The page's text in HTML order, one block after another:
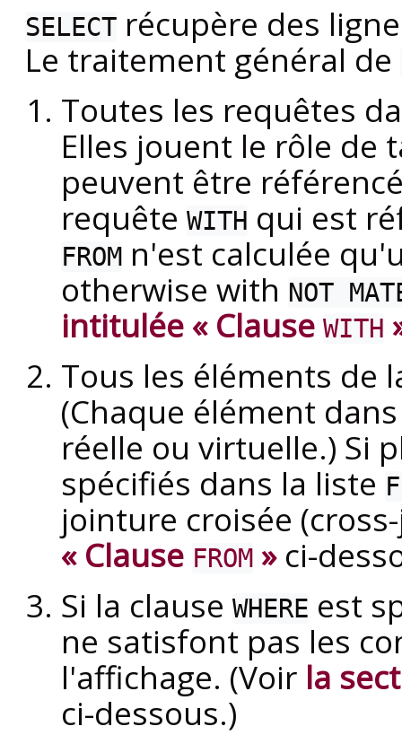
SELECT récupère des
Le traitement général de
Toutes les requêtes
Elles jouent le rôle de
peuvent être
requête WITH qui est
FROM n'est calculée
otherwise with NOT
intitulée « Clause WITH
Tous les éléments de
(Chaque élément
réelle ou virtuelle.) Si
spécifiés dans la liste
jointure croisée
« Clause FROM »ci-
Si la clause WHERE est
ne satisfont pas les
l'affichage. (Voir la
ci-dessous.)